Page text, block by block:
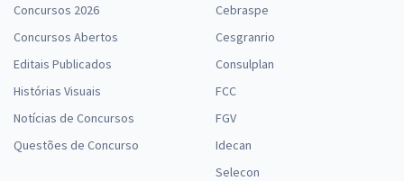
Concursos 2026
Concursos Abertos
Editais Publicados
Histórias Visuais
Notícias de Concursos
Questões de Concurso
Cebraspe
Cesgranrio
Consulplan
FCC
FGV
Idecan
Selecon